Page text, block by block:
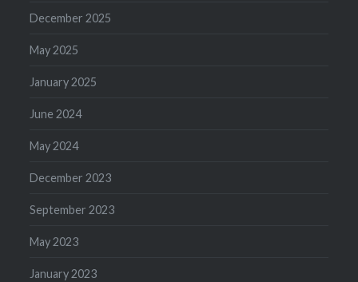
December 2025
May 2025
January 2025
June 2024
May 2024
December 2023
September 2023
May 2023
January 2023